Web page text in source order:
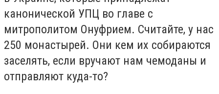
канонической УПЦ во главе с
митрополитом Онуфрием. Считайте, у нас
250 монастырей. Они кем их собираются
заселять, если вручают нам чемоданы и
отправляют куда-то?